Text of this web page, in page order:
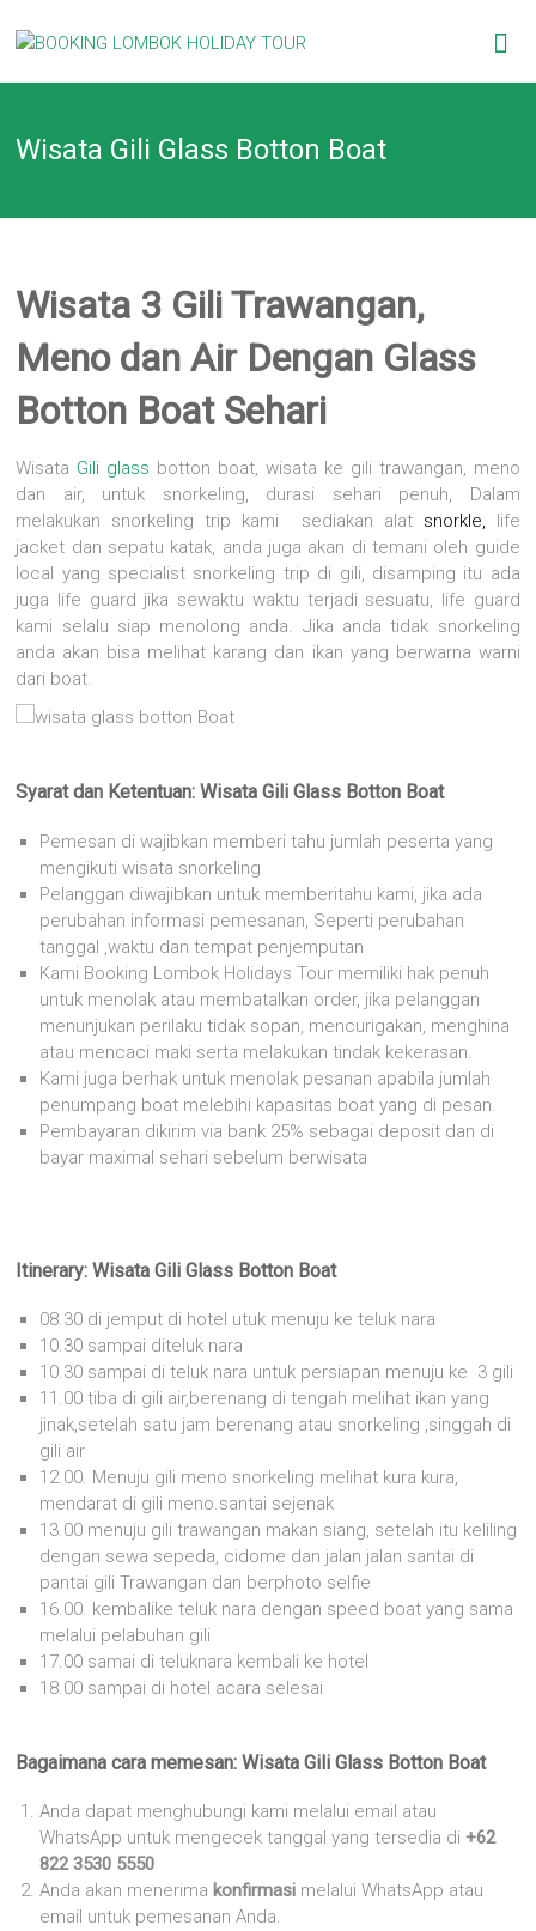
BOOKING
HOLIDAY
TOUR
Travel
Wisata Gili Glass Botton Boat
Wisata 3 Gili Trawangan,
Meno dan Air Dengan Glass
Botton Boat Sehari
Wisata Gili glass botton boat, wisata ke gili trawangan, meno
dan air, untuk snorkeling, durasi sehari penuh, Dalam
melakukan snorkeling trip kami sediakan alat snorkle, life
jacket dan sepatu katak, anda juga akan di temani oleh guide
local yang specialist snorkeling trip di gili, disamping itu ada
juga life guard jika sewaktu waktu terjadi sesuatu, life guard
kami selalu siap menolong anda. Jika anda tidak snorkeling
anda akan bisa melihat karang dan ikan yang berwarna warni
dari boat.
Syarat dan Ketentuan: Wisata Gili Glass Botton Boat
Pemesan di wajibkan memberi tahu jumlah peserta yang
mengikuti wisata snorkeling
Pelanggan diwajibkan untuk memberitahu kami, jika ada
perubahan informasi pemesanan, Seperti perubahan
tanggal ,waktu dan tempat penjemputan
Kami Booking Lombok Holidays Tour memiliki hak penuh
untuk menolak atau membatalkan order, jika pelanggan
menunjukan perilaku tidak sopan, mencurigakan, menghina
atau mencaci maki serta melakukan tindak kekerasan.
Kami juga berhak untuk menolak pesanan apabila jumlah
penumpang boat melebihi kapasitas boat yang di pesan.
Pembayaran dikirim via bank 25% sebagai deposit dan di
bayar maximal sehari sebelum berwisata
Itinerary: Wisata Gili Glass Botton Boat
08.30 di jemput di hotel utuk menuju ke teluk nara
10.30 sampai diteluk nara
10.30 sampai di teluk nara untuk persiapan menuju ke 3 gili
11.00 tiba di gili air,berenang di tengah melihat ikan yang
jinak,setelah satu jam berenang atau snorkeling ,singgah di
gili air
12.00. Menuju gili meno snorkeling melihat kura kura,
mendarat di gili meno.santai sejenak
13.00 menuju gili trawangan makan siang, setelah itu keliling
dengan sewa sepeda, cidome dan jalan jalan santai di
pantai gili Trawangan dan berphoto selfie
16.00. kembalike teluk nara dengan speed boat yang sama
melalui pelabuhan gili
17.00 samai di teluknara kembali ke hotel
18.00 sampai di hotel acara selesai
Bagaimana cara memesan:Wisata Gili Glass Botton Boat
Anda dapat menghubungi kami melalui email atau
WhatsApp untuk mengecek tanggal yang tersedia di+62
822 3530 5550
Anda akan menerima konfirmasi melalui WhatsApp atau
email untuk pemesanan Anda.